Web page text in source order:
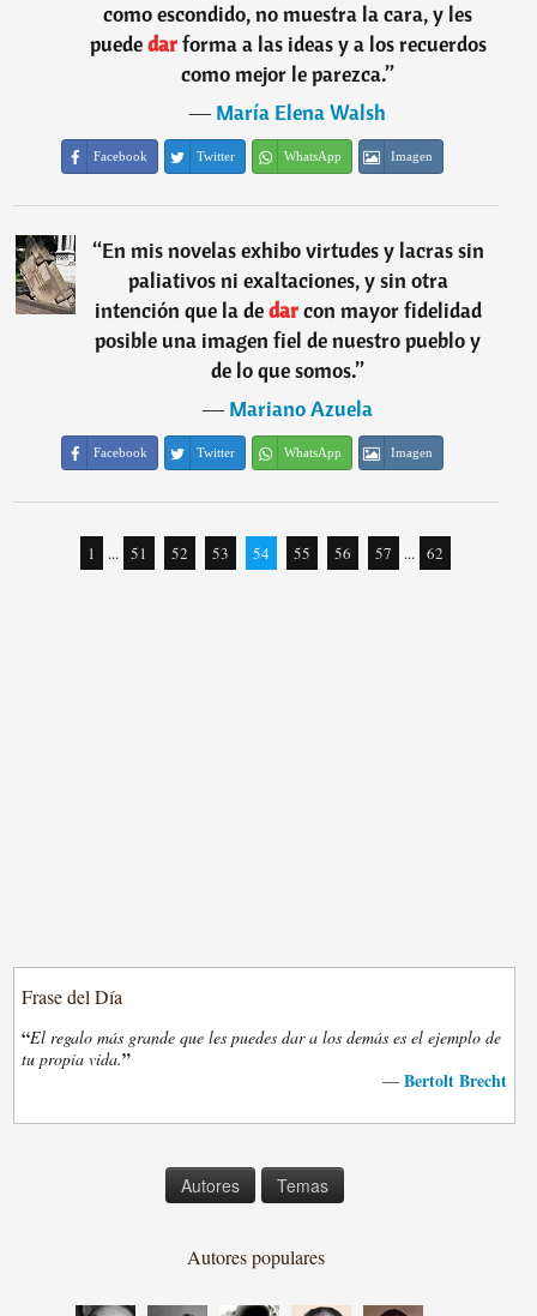
como escondido, no muestra la cara, y les
puededarforma a las ideas y a los recuerdos
como mejor le parezca.”
―María Elena Walsh
Facebook Twitter WhatsApp Imagen
“En mis novelas exhibo virtudes y lacras sin
paliativos ni exaltaciones, y sin otra
intención que la dedarcon mayor fidelidad
posible una imagen fiel de nuestro pueblo y
de lo que somos.”
―Mariano Azuela
Facebook Twitter WhatsApp Imagen
1 ... 51 52 53 54 55 56 57 ... 62
Frase del Día
“El regalo más grande que les puedes dar a los demás es el ejemplo de
tu propia vida.”
— Bertolt Brecht
Autores Temas
Autores populares